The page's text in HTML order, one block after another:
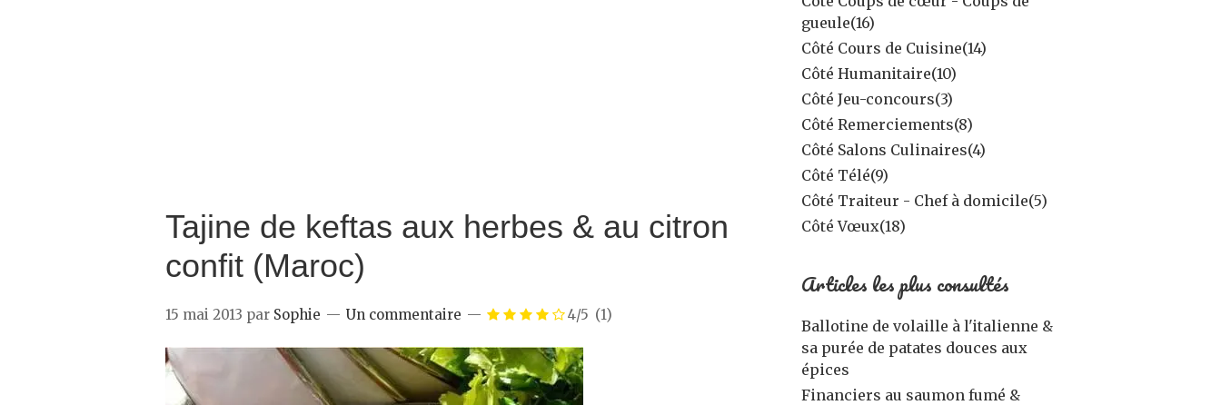
Tajine de keftas aux herbes & au citron
confit (Maroc)
15 mai 2013 par Sophie Un commentaire 4/5 (1)
gueule(16)
Côté Cours de Cuisine(14)
Côté Humanitaire(10)
Côté Jeu-concours(3)
Côté Remerciements(8)
Côté Salons Culinaires(4)
Côté Télé(9)
Côté Traiteur - Chef à domicile(5)
Côté Vœux(18)
Articles les plus consultés
Ballotine de volaille à l'italienne &
sa purée de patates douces aux
épices
Financiers au saumon fumé &